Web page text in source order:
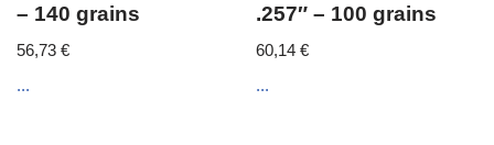
– 140 grains
56,73 €
...
.257″ – 100 grains
60,14€
...